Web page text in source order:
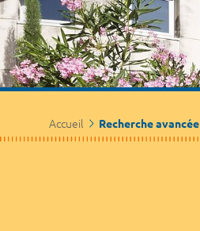
Accueil Recherche avancée